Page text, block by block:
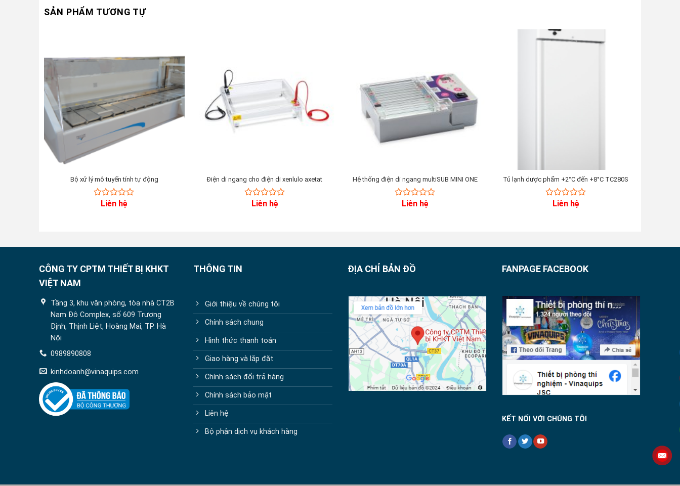
SẢN PHẨM TƯƠNG TỰ
Bộ xử lý mô tuyến tính tự động
Liên hệ
Điện di ngang cho điện di xenlulo axetat
Liên hệ
Hệ thống điện di ngang multiSUB MINI ONE
Liên hệ
Tủ lạnh dược phẩm +2°C đến +8°C TC280S
Liên hệ
CÔNG TY CPTM THIẾT BỊ KHKT
VIỆT NAM
Tầng 3, khu văn phòng, tòa nhà CT2B
Nam Đô Complex, số 609 Trương
Định, Thịnh Liệt, Hoàng Mai, TP. Hà
Nội
0989890808
kinhdoanh@vinaquips.com
THÔNG TIN
Giới thiệu về chúng tôi
Chính sách chung
Hình thức thanh toán
Giao hàng và lắp đặt
Chính sách đổi trả hàng
Chính sách bảo mật
Liên hệ
Bộ phận dịch vụ khách hàng
ĐỊA CHỈ BẢN ĐỒ FANPAGE FACEBOOK
KẾT NỐI VỚI CHÚNG TÔI